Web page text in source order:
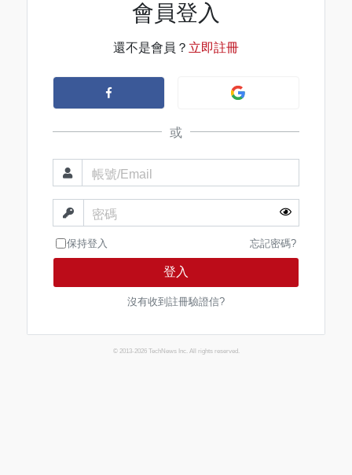
會員登入
還不是會員？ 立即註冊
或
帳號/Email
密碼
保持登入 忘記密碼?
登入
沒有收到註冊驗證信?
© 2013-2026 TechNews Inc. All rights reserved.